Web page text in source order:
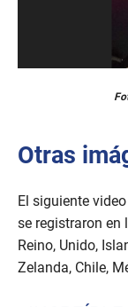
Otras
El siguiente
se registraron en
Reino, Unido,
Zelanda, Chile,